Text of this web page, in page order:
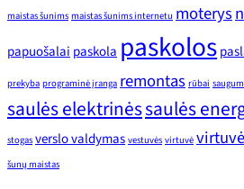
maistas šunims maistas šunims internetu moterys
papuošalai paskola paskolos
prekyba programinė įranga remontas rūbai
saulės elektrinėssaulės
stogas verslo valdymas vestuvės virtuvė
šunų maistas